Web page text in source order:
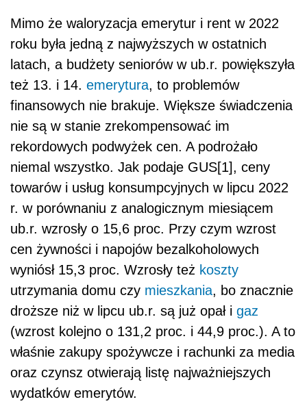
Mimo że waloryzacja emerytur i rent w 2022
roku była jedną z najwyższych w ostatnich
latach, a budżety seniorów w ub.r. powiększyła
też 13. i 14. emerytura, to problemów
finansowych nie brakuje. Większe świadczenia
nie są w stanie zrekompensować im
rekordowych podwyżek cen. A podrożało
niemal wszystko. Jak podaje GUS[1], ceny
towarów i usług konsumpcyjnych w lipcu 2022
r. w porównaniu z analogicznym miesiącem
ub.r. wzrosły o 15,6 proc. Przy czym wzrost
cen żywności i napojów bezalkoholowych
wyniósł 15,3 proc. Wzrosły też koszty
utrzymania domu czy mieszkania, bo znacznie
droższe niż w lipcu ub.r. są już opał i gaz
(wzrost kolejno o 131,2 proc. i 44,9 proc.). A to
właśnie zakupy spożywcze i rachunki za media
oraz czynsz otwierają listę najważniejszych
wydatków emerytów.